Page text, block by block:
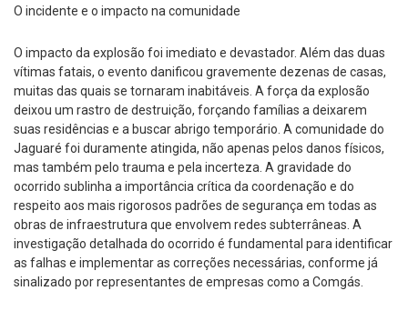
O incidente e o impacto na comunidade
O impacto da explosão foi imediato e devastador. Além das duas
vítimas fatais, o evento danificou gravemente dezenas de casas,
muitas das quais se tornaram inabitáveis. A força da explosão
deixou um rastro de destruição, forçando famílias a deixarem
suas residências e a buscar abrigo temporário. A comunidade do
Jaguaré foi duramente atingida, não apenas pelos danos físicos,
mas também pelo trauma e pela incerteza. A gravidade do
ocorrido sublinha a importância crítica da coordenação e do
respeito aos mais rigorosos padrões de segurança em todas as
obras de infraestrutura que envolvem redes subterrâneas. A
investigação detalhada do ocorrido é fundamental para identificar
as falhas e implementar as correções necessárias, conforme já
sinalizado por representantes de empresas como a Comgás.